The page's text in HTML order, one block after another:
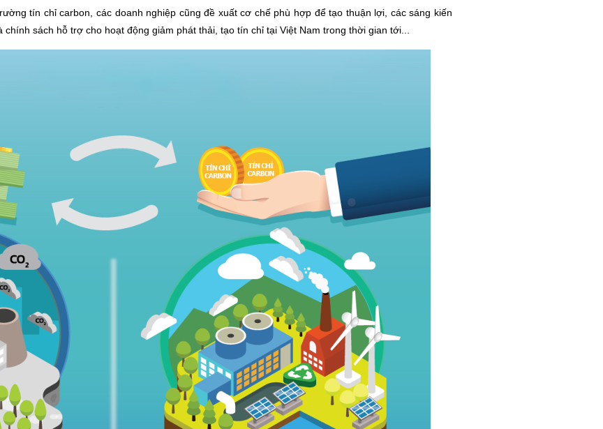
tín chỉ carbon, các doanh nghiệp cũng đề xuất cơ chế phù hợp để tạo thuận lợi, các sáng kiến
sách hỗ trợ cho hoạt động giảm phát thải, tạo tín chỉ tại Việt Nam trong thời gian tới...